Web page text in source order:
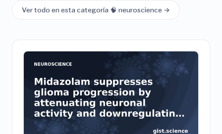
Ver todo en esta categoría 🧠 neuroscience →